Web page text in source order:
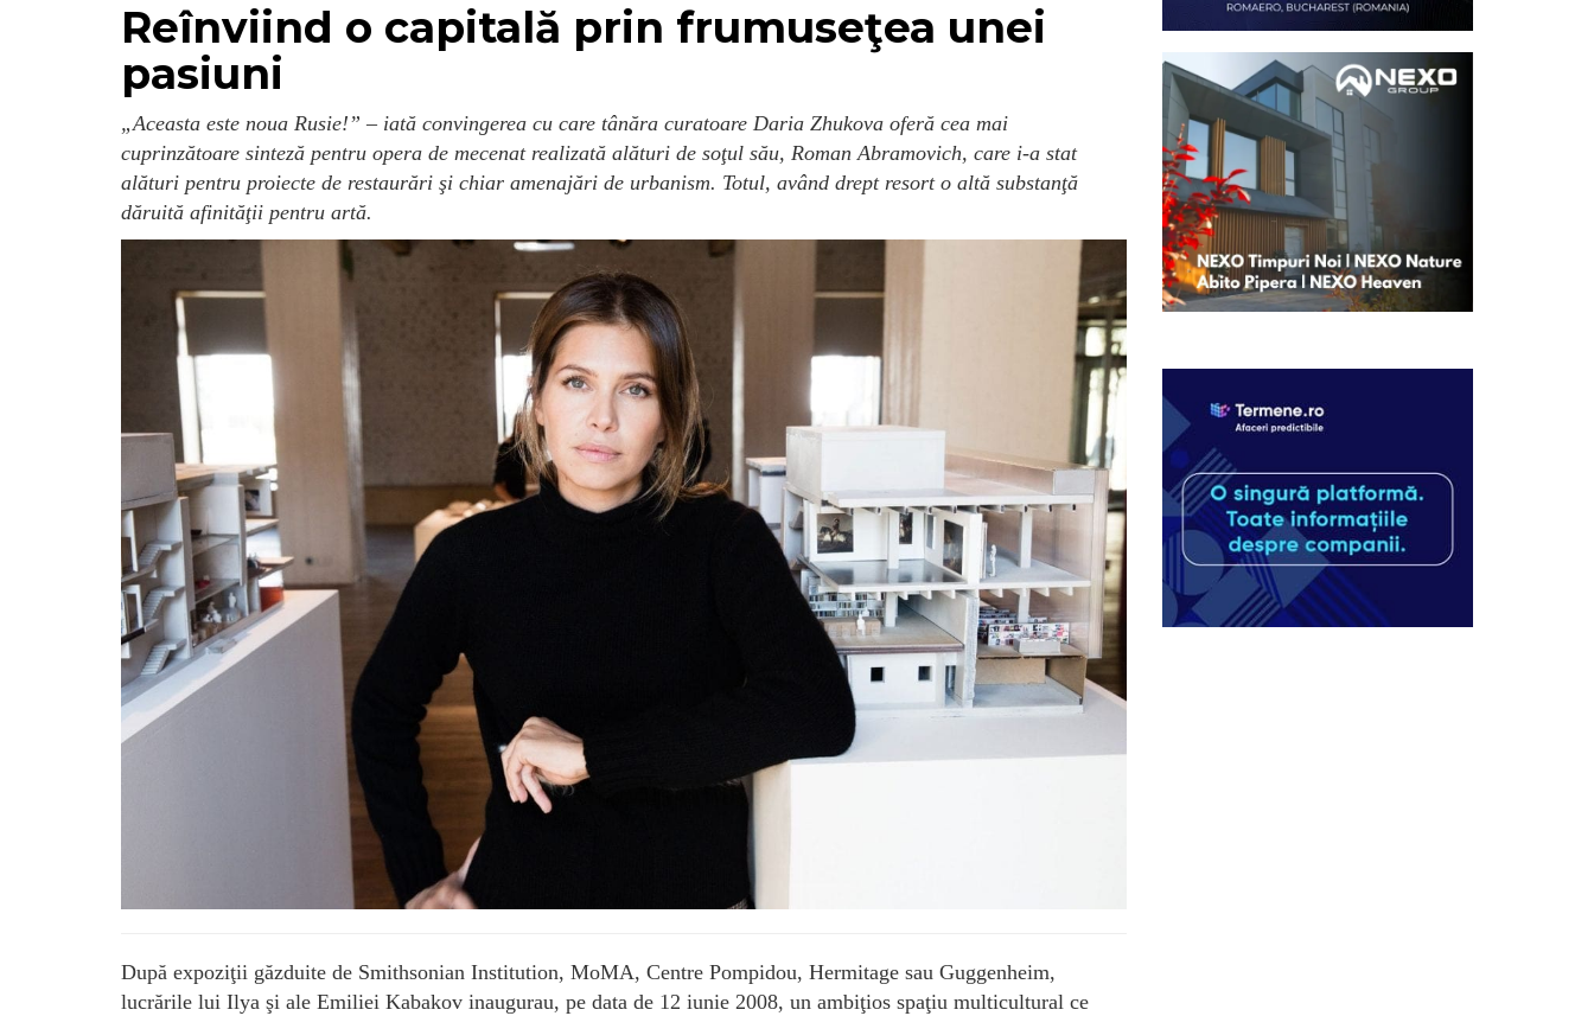
Reînviind o capitală prin frumuseţea unei
pasiuni
„Aceasta este noua Rusie!” – iată convingerea cu care tânăra curatoare Daria Zhukova oferă cea mai
cuprinzătoare sinteză pentru opera de mecenat realizată alături de soţul său, Roman Abramovich, care i-a stat
alături pentru proiecte de restaurări şi chiar amenajări de urbanism. Totul, având drept resort o altă substanţă
dăruită afinităţii pentru artă.
După expoziţii găzduite de Smithsonian Institution, MoMA, Centre Pompidou, Hermitage sau Guggenheim,
lucrările lui Ilya şi ale Emiliei Kabakov inaugurau, pe data de 12 iunie 2008, un ambiţios spaţiu multicultural ce